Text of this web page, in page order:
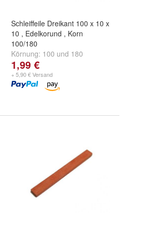
Schleiffeile Dreikant 100 x 10 x
10 , Edelkorund , Korn
100/180
Körnung: 100 und 180
1,99 €
+ 5,90 € Versand